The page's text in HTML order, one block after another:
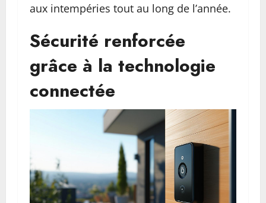
aux intempéries tout au long de l’année.
Sécurité renforcée
grâce à la technologie
connectée